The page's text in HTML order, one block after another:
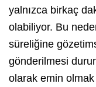
yalnızca birkaç
olabiliyor. Bu
süreliğine
gönderilmesi
olarak emin